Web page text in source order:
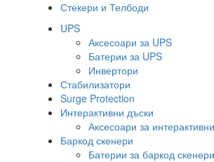
Стекери и Телбоди
UPS
Аксесоари за UPS
Батерии за UPS
Инвертори
Стабилизатори
Surge Protection
Интерактивни дъски
Аксесоари за
Баркод скенери
Батерии за баркод скенери